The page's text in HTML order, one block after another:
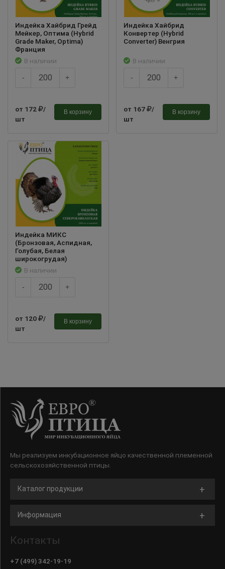
Индейка Хайбрид Грейд
Мейкер, Оптима (Hybrid
Grade Maker, Optima)
Франция
В наличии
- +
от 172
/
шт
В корзину
Индейка Хайбрид
Конвертер (Hybrid
Converter) Венгрия
В наличии
- +
от 167
/
шт
В корзину
Индейка МИКС
(Бронзовая, Аспидная,
Голубая, Белая
широкогрудая)
В наличии
- +
от 120
/
шт
В корзину
Мы реализуем инкубационное яйцо качественной племенной
сельскохозяйственной птицы.
Каталог продукции
Информация
Контакты
+7 (499) 342-19-19